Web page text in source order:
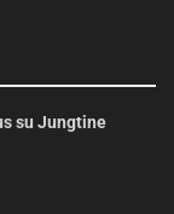
savo
ne tik jų
darbas
– sako
su Jungtine